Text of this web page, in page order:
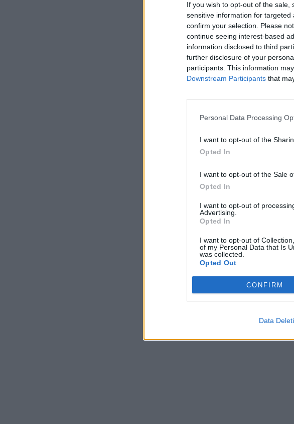
If you wish to opt-out of the
sensitive information for
confirm your selection. Please
continue seeing interest-based
information disclosed to third
further disclosure of your
participants. This information
Downstream Participants that
Personal Data Processing
I want to opt-out of the
Opted In
I want to opt-out of the Sale
Opted In
I want to opt-out of
Advertising.
Opted In
I want to opt-out of
of my Personal Data that Is
was collected.
Opted Out
CONFIRM
Data